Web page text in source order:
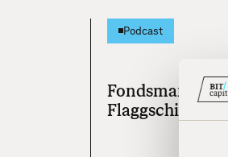
Podcast
Fondsmanager
Flaggschiff-